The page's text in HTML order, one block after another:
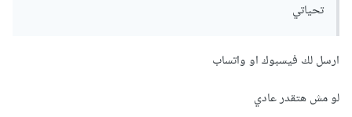
تحياتي
ارسل لك فيسبوك او واتساب
لو مش هتقدر عادي